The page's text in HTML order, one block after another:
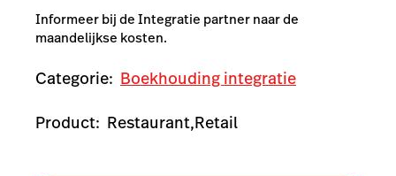
Informeer bij de Integratie partner naar de
maandelijkse kosten.
Categorie: Boekhouding integratie
Product: Restaurant,Retail